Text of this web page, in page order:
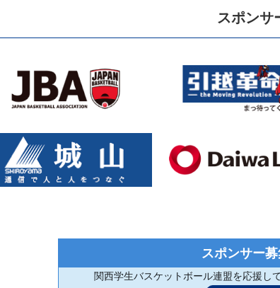
スポンサ
スポンサー
関西学生バスケットボール連盟を応援し